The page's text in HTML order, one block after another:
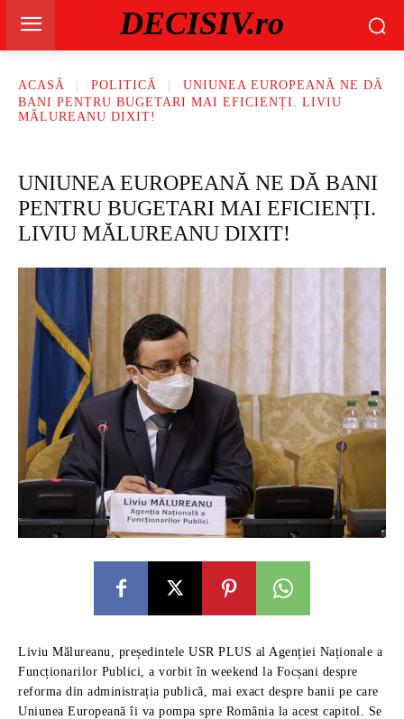
DECISIV.ro
ACASĂ POLITICĂ
UNIUNEA EUROPEANĂ NE DĂ
BANI PENTRU BUGETARI MAI EFICIENȚI. LIVIU
MĂLUREANU DIXIT!
UNIUNEA EUROPEANĂ NE DĂ BANI
PENTRU BUGETARI MAI EFICIENȚI.
LIVIU MĂLUREANU DIXIT!
Liviu Mălureanu, președintele USR PLUS al Agenției Naționale a
Funcționarilor Publici, a vorbit în weekend la Focșani despre
reforma din administrația publică, mai exact despre banii pe care
Uniunea Europeană îi va pompa spre România la acest capitol. Se